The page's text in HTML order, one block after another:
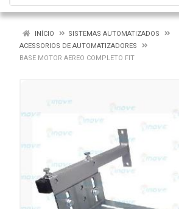
INÍCIO
SISTEMAS AUTOMATIZADOS
ACESSORIOS DE AUTOMATIZADORES
BASE MOTOR AEREO COMPLETO FIT